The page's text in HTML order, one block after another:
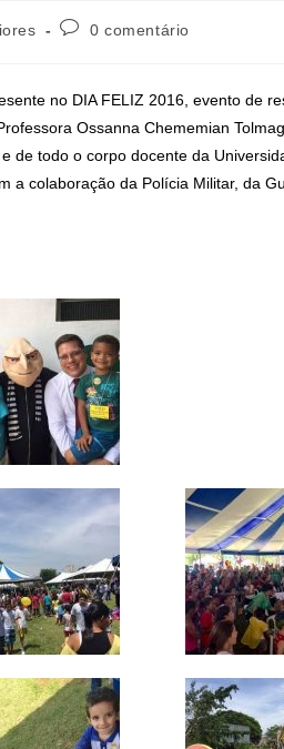
0 comentário
no DIA FELIZ 2016, evento de
Ossanna Chememian
de todo o corpo docente da
a colaboração da Polícia Militar, da